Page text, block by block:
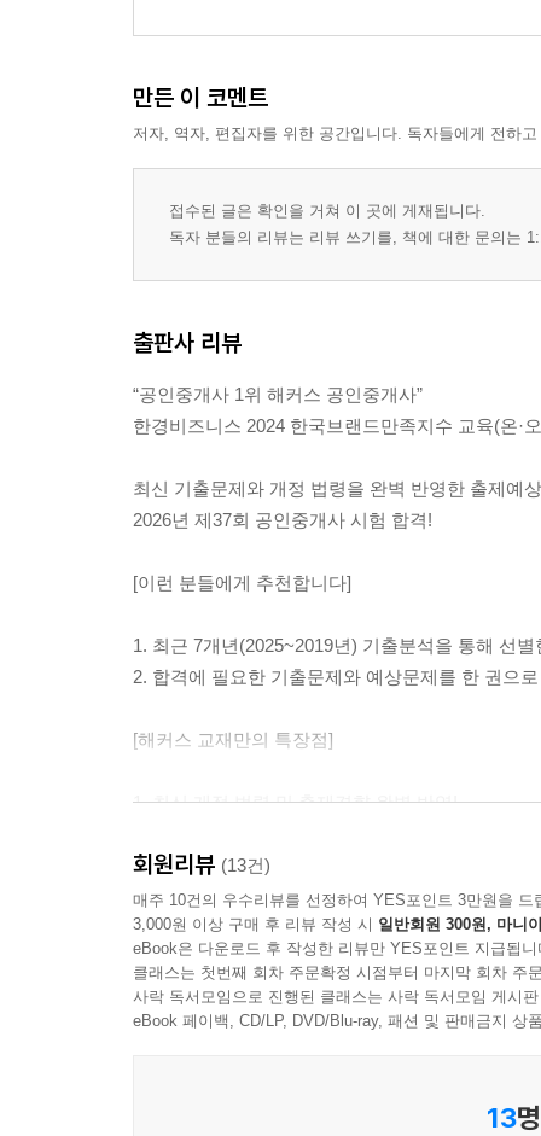
만든 이 코멘트
저자, 역자, 편집자를 위한 공간입니다. 독자들에게 전하
접수된 글은 확인을 거쳐 이 곳에 게재됩니다.
독자 분들의 리뷰는 리뷰 쓰기를, 책에 대한 문의는
출판사 리뷰
“공인중개사 1위 해커스 공인중개사”
한경비즈니스 2024 한국브랜드만족지수 교육(온·
최신 기출문제와 개정 법령을 완벽 반영한 출제예
2026년 제37회 공인중개사 시험 합격!
[이런 분들에게 추천합니다]
1. 최근 7개년(2025~2019년) 기출분석을 통해 선
2. 합격에 필요한 기출문제와 예상문제를 한 권으
[해커스 교재만의 특장점]
1. 최신 개정 법령 및 출제경향 완벽 반영!
2. 70개 출제포인트로 출제 가능성 높은 문제만 집
최근 7개년 기출문제를 심층 분석하여 출제 가능
3. 정확하고 꼼꼼한 해설을 통해 확실한 이해 가능!
정확하고 상세한 해설과 문제와 관련된 판례/법조
출제비중과 빈도에 따라 모든 문제를 중요도 A+/
회원리뷰 (13건)
매주 10건의 우수리뷰를 선정하여 YES포인트 3만원을 드
3,000원 이상 구매 후 리뷰 작성 시 일반회원 300원, 마니
eBook은 다운로드 후 작성한 리뷰만 YES포인트 지급됩니
클래스는 첫번째 회차 주문확정 시점부터 마지막 회차 주
사락 독서모임으로 진행된 클래스는 사락 독서모임 게시
eBook 페이백, CD/LP, DVD/Blu-ray, 패션 및 판매금지 상
13